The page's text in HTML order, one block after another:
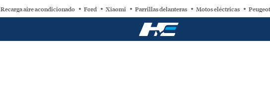
Recarga aire acondicionado Ford Xiaomi Parrillas delanteras Motos eléctricas